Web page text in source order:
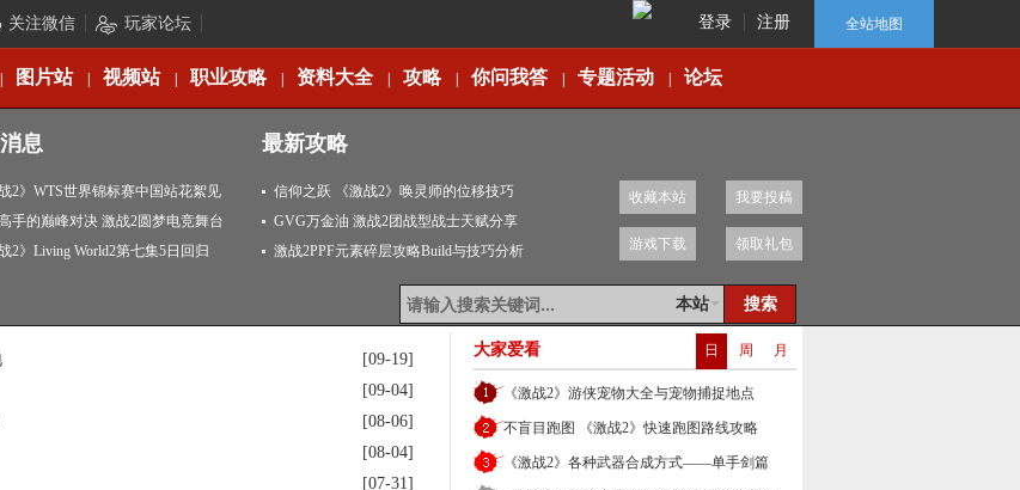
关注微信 玩家论坛 登录 注册 全站地图
图片站 视频站 职业攻略 资料大全 攻略 你问我答 专题活动 论坛
息
战2》WTS世界锦标赛中国站花絮见
手的巅峰对决 激战2圆梦电竞舞台
战2》Living World2第七集5日回归
最新攻略
信仰之跃 《激战2》唤灵师的位移技巧
GVG万金油 激战2团战型战士天赋分享
激战2PPF元素碎层攻略Build与技巧分析
收藏本站 我要投稿
游戏下载 领取礼包
本站
[09-19]
[09-04]
[08-06]
[08-04]
[07-31]
日 周 月
大家爱看
《激战2》游侠宠物大全与宠物捕捉地点
不盲目跑图 《激战2》快速跑图路线攻略
《激战2》各种武器合成方式——单手剑篇